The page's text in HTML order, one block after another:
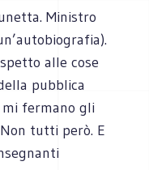
Ministro
alle cose
pubblica
fermano gli
tutti però. E